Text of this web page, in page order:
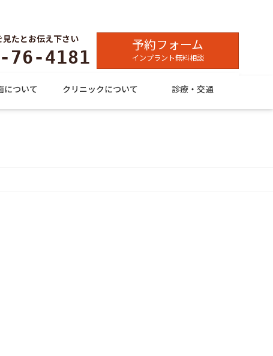
たとお伝え下さい
76-4181
予約フォーム
インプラント無料相談
について クリニックについて 診療・交通